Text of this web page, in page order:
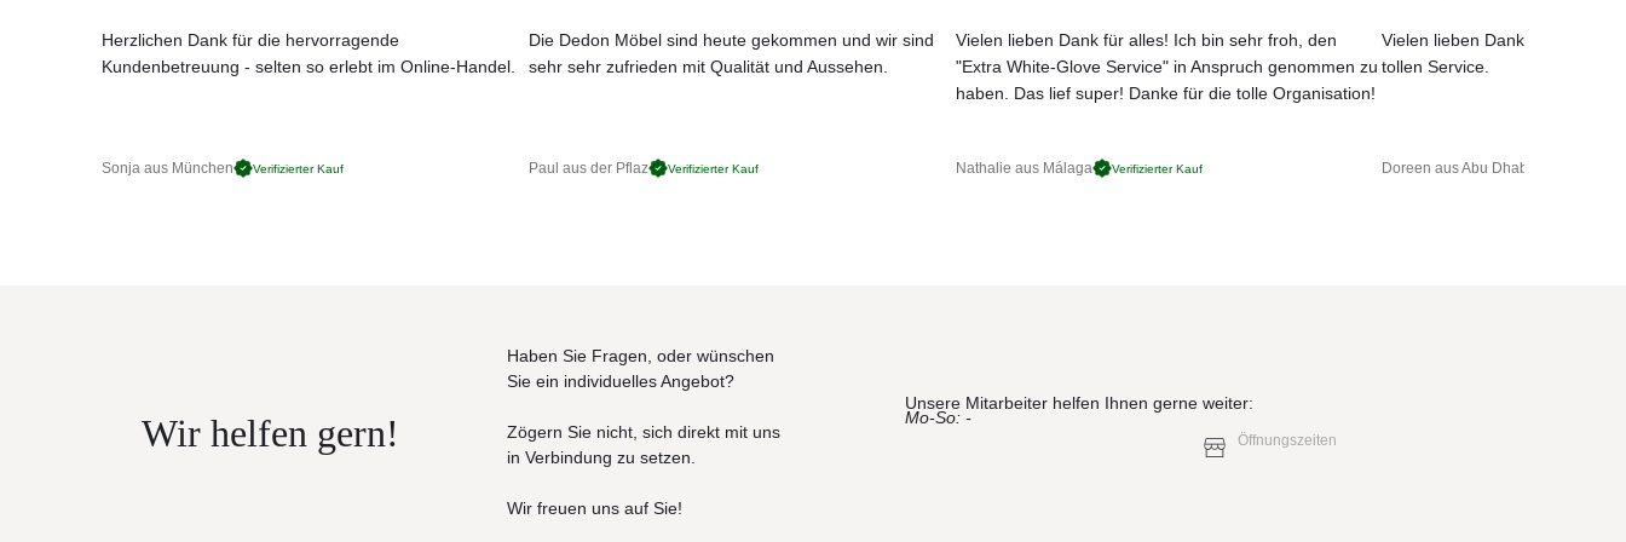
Gewicht: 8,5 kg
Herzlichen Dank für die hervorragende
Kundenbetreuung - selten so erlebt im Online-Handel.
Sonja aus München Verifizierter Kauf
Die Dedon Möbel sind heute gekommen und wir sind
sehr sehr zufrieden mit Qualität und Aussehen.
Paul aus der Pflaz Verifizierter Kauf
Vielen lieben Dank für alles! Ich bin sehr froh, den
"Extra White-Glove Service" in Anspruch genommen zu
haben. Das lief super! Danke für die tolle Organisation!
Nathalie aus Málaga Verifizierter Kauf
Vielen lieben Dank für das
tollen Service.
Doreen aus Abu Dhabi
Wir helfen gern!
Haben Sie Fragen, oder wünschen
Sie ein individuelles Angebot?
Zögern Sie nicht, sich direkt mit uns
in Verbindung zu setzen.
Wir freuen uns auf Sie!
Unsere Mitarbeiter helfen Ihnen gerne weiter:
Mo-So: -
Öffnungszeiten